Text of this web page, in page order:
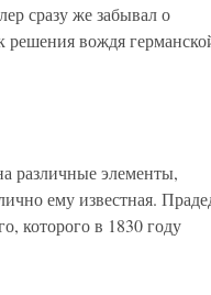
сразу же забывал о
решения вождя
различные элементы,
ему известная.
которого в 1830 году